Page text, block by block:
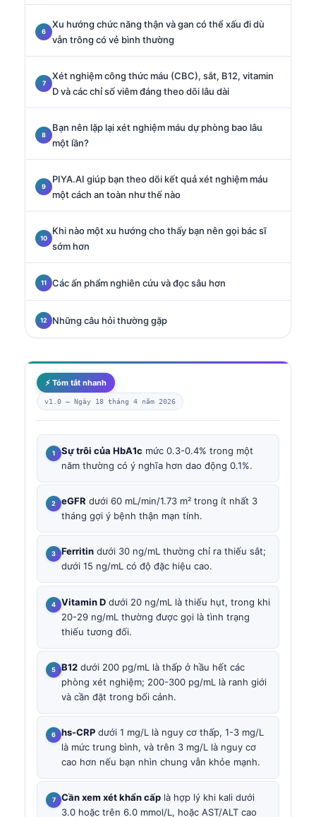
Xu hướng chức năng thận và gan có thể xấu đi dù
vẫn trông có vẻ bình thường
Xét nghiệm công thức máu (CBC), sắt, B12, vitamin
D và các chỉ số viêm đáng theo dõi lâu dài
Bạn nên lặp lại xét nghiệm máu dự phòng bao lâu
một lần?
PIYA.AI giúp bạn theo dõi kết quả xét nghiệm máu
một cách an toàn như thế nào
Khi nào một xu hướng cho thấy bạn nên gọi bác sĩ
sớm hơn
Các ấn phẩm nghiên cứu và đọc sâu hơn
Những câu hỏi thường gặp
⚡ Tóm tắt nhanh
v1.0 — Ngày 18 tháng 4 năm 2026
Sự trôi của HbA1c mức 0.3-0.4% trong một
năm thường có ý nghĩa hơn dao động 0.1%.
eGFR dưới 60 mL/min/1.73 m² trong ít nhất 3
tháng gợi ý bệnh thận mạn tính.
Ferritin dưới 30 ng/mL thường chỉ ra thiếu sắt;
dưới 15 ng/mL có độ đặc hiệu cao.
Vitamin D dưới 20 ng/mL là thiếu hụt, trong khi
20-29 ng/mL thường được gọi là tình trạng
thiếu tương đối.
B12 dưới 200 pg/mL là thấp ở hầu hết các
phòng xét nghiệm; 200-300 pg/mL là ranh giới
và cần đặt trong bối cảnh.
hs-CRP dưới 1 mg/L là nguy cơ thấp, 1-3 mg/L
là mức trung bình, và trên 3 mg/L là nguy cơ
cao hơn nếu bạn nhìn chung vẫn khỏe mạnh.
Cần xem xét khẩn cấp là hợp lý khi kali dưới
3.0 hoặc trên 6.0 mmol/L, hoặc AST/ALT cao